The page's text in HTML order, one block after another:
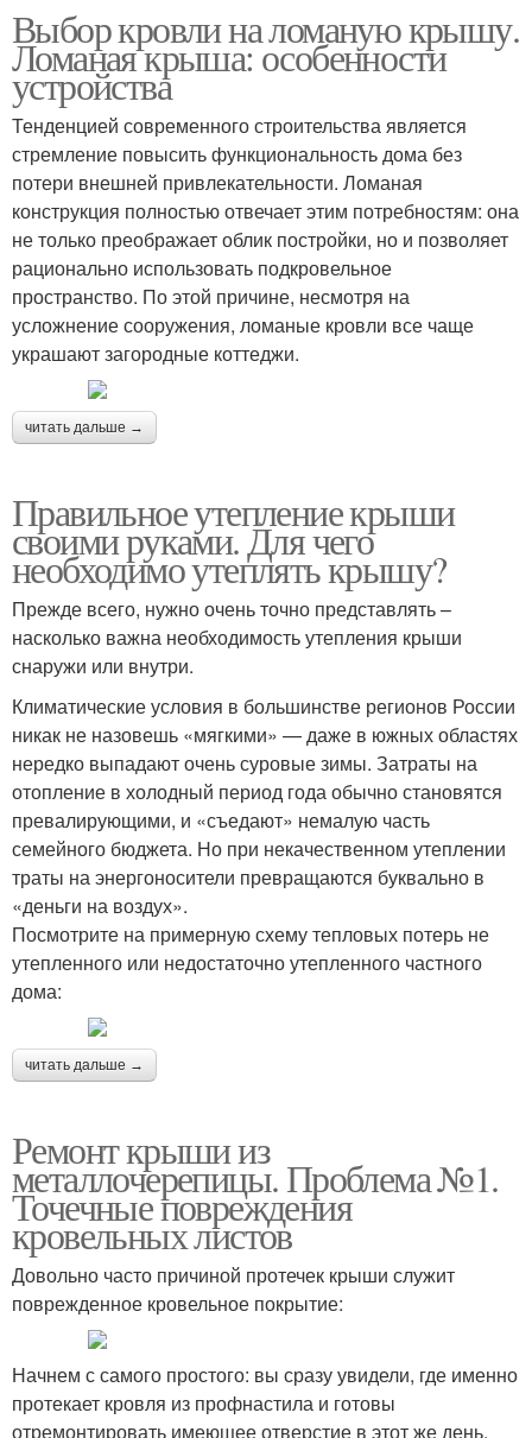
Выбор кровли на ломаную крышу.
Ломаная крыша: особенности
устройства
Тенденцией современного строительства является
стремление повысить функциональность дома без
потери внешней привлекательности. Ломаная
конструкция полностью отвечает этим потребностям: она
не только преображает облик постройки, но и позволяет
рационально использовать подкровельное
пространство. По этой причине, несмотря на
усложнение сооружения, ломаные кровли все чаще
украшают загородные коттеджи.
читать дальше →
Правильное утепление крыши
своими руками. Для чего
необходимо утеплять крышу?
Прежде всего, нужно очень точно представлять –
насколько важна необходимость утепления крыши
снаружи или внутри.
Климатические условия в большинстве регионов России
никак не назовешь «мягкими» — даже в южных областях
нередко выпадают очень суровые зимы. Затраты на
отопление в холодный период года обычно становятся
превалирующими, и «съедают» немалую часть
семейного бюджета. Но при некачественном утеплении
траты на энергоносители превращаются буквально в
«деньги на воздух».
Посмотрите на примерную схему тепловых потерь не
утепленного или недостаточно утепленного частного
дома:
читать дальше →
Ремонт крыши из
металлочерепицы. Проблема №1.
Точечные повреждения
кровельных листов
Довольно часто причиной протечек крыши служит
поврежденное кровельное покрытие:
Начнем с самого простого: вы сразу увидели, где именно
протекает кровля из профнастила и готовы
отремонтировать имеющее отверстие в этот же день.